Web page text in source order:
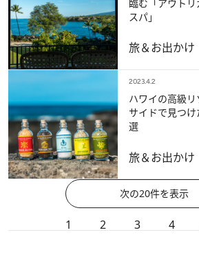
臨む「アウトリガー コナ・リ
スパ」
旅＆お出かけ
2023.4.2
ハワイの高級リゾー
サイドで見つけた とっておきの
選
旅＆お出かけ
次の20件を表示
1 2 3 4